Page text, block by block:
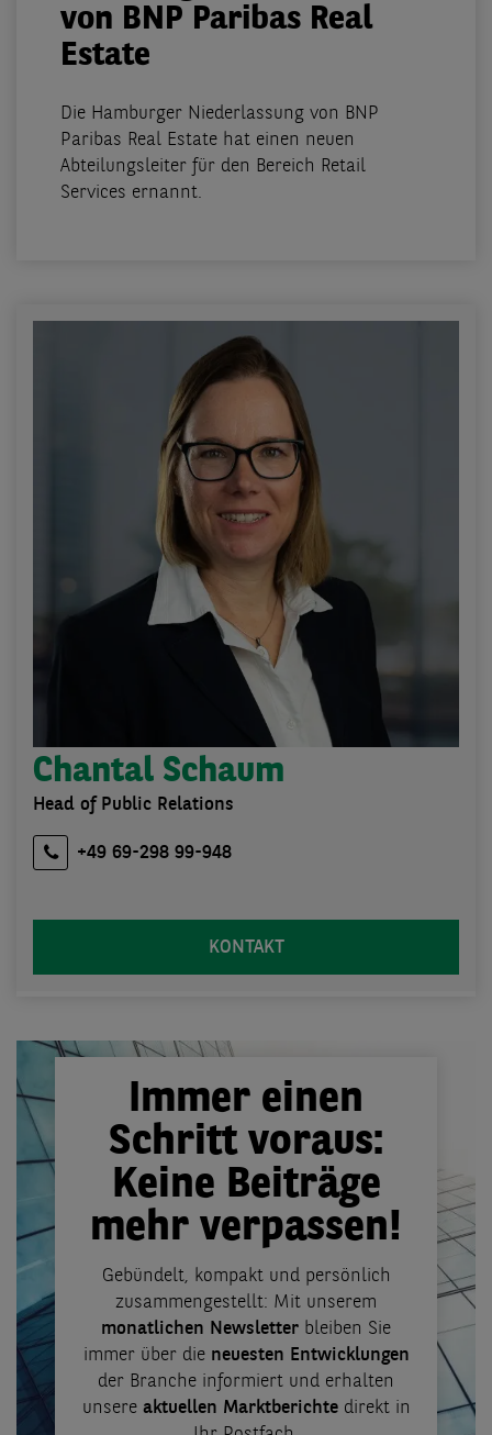
von BNP Paribas Real
Estate
Die Hamburger Niederlassung von BNP
Paribas Real Estate hat einen neuen
Abteilungsleiter für den Bereich Retail
Services ernannt.
Chantal Schaum
Head of Public Relations
+49 69-298 99-948
KONTAKT
Immer einen
Schritt voraus:
Keine Beiträge
mehr verpassen!
Gebündelt, kompakt und persönlich
zusammengestellt: Mit unserem
monatlichen Newsletter bleiben Sie
immer über die neuesten Entwicklungen
der Branche informiert und erhalten
unsere aktuellen Marktberichtedirekt in